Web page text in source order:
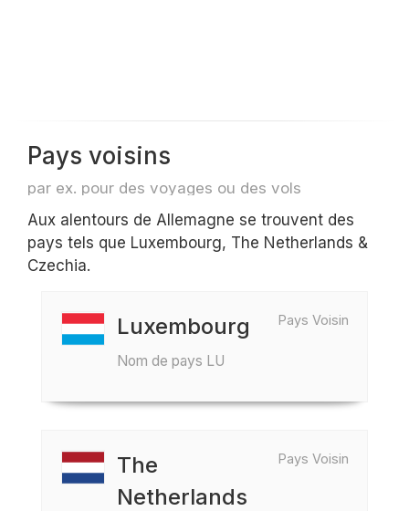
Pays voisins
par ex. pour des voyages ou des vols
Aux alentours de Allemagne se trouvent des
pays tels que Luxembourg, The Netherlands &
Czechia.
Pays Voisin
Luxembourg
Nom de pays LU
Pays Voisin
The
Netherlands